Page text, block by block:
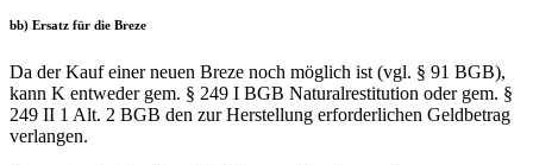
bb) Ersatz für die Breze
Da der Kauf einer neuen Breze noch möglich ist (vgl. § 91 BGB),
kann K entweder gem. § 249 I BGB Naturalrestitution oder gem. §
249 II 1 Alt. 2 BGB den zur Herstellung erforderlichen Geldbetrag
verlangen.